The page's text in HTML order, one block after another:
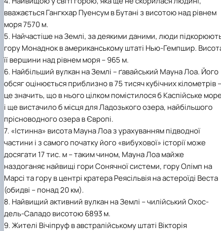
вважається Гангкхар Пуенсум в Бутані з висотою над рівнем
моря 7570 м.
5. Найчастіше на Землі, за деякими даними, люди
гору Монаднок в американському штаті Нью-Гемпшир.
її вершини над рівнем моря – 965 м.
6. Найбільший вулкан на Землі – ґавайський Мауна Лоа. Його
обсяг оцінюється приблизно в 75 тисяч кубічних кілометрів –
це значить, що в нього цілком помістилося б Каспійське
і ще вистачило б місця для Ладозького озера, найбільшого
прісноводного озера в Європі.
7. «Істинна» висота Мауна Лоа з урахуванням підводної
частини і з самого початку його «вибухової» історії може
досягати 17 тис. м – таким чином, Мауна Лоа майже
наздоганяє найвищі гори Сонячної системи, гору Олімп на
Марсі та гору в центрі кратера Реясільвія на астероїді Веста
(обидві – понад 20 км).
8. Найвищий активний вулкан на Землі – чилійський Охос-
дель-Саладо висотою 6893 м.
9. Жителі Вічіпруф в австралійському штаті Вікторія